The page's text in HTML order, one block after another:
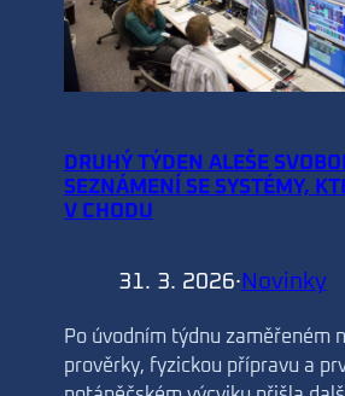
DRUHÝ TÝDEN ALEŠE
SEZNÁMENÍ SE SYSTÉMY,
V CHODU
31. 3. 2026· Novinky
Po úvodním týdnu zaměřeném
prověrky, fyzickou přípravu a